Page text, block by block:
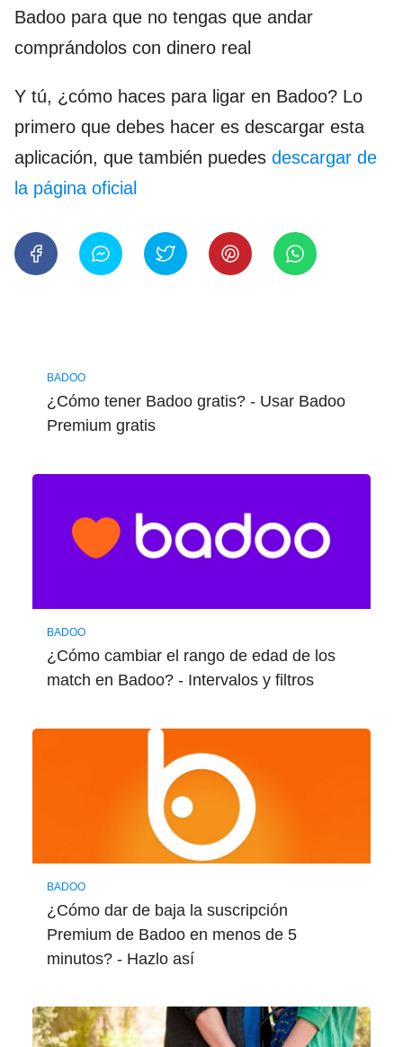
Badoo para que no tengas que andar
comprándolos con dinero real
Y tú, ¿cómo haces para ligar en Badoo? Lo
primero que debes hacer es descargar esta
aplicación, que también puedes descargar de
la página oficial
BADOO
¿Cómo tener Badoo gratis? - Usar Badoo
Premium gratis
BADOO
¿Cómo cambiar el rango de edad de los
match en Badoo? - Intervalos y filtros
BADOO
¿Cómo dar de baja la suscripción
Premium de Badoo en menos de 5
minutos? - Hazlo así